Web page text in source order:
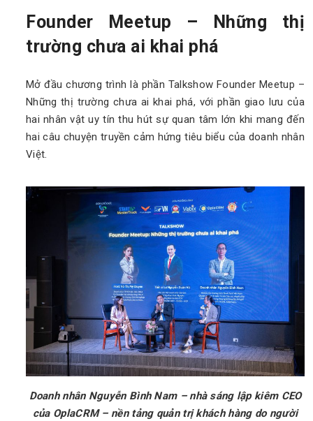
Founder Meetup – Những thị
trường chưa ai khai phá
Mở đầu chương trình là phần Talkshow Founder Meetup –
Những thị trường chưa ai khai phá, với phần giao lưu của
hai nhân vật uy tín thu hút sự quan tâm lớn khi mang đến
hai câu chuyện truyền cảm hứng tiêu biểu của doanh nhân
Việt.
Doanh nhân Nguyễn Bình Nam – nhà sáng lập kiêm CEO
của OplaCRM – nền tảng quản trị khách hàng do người